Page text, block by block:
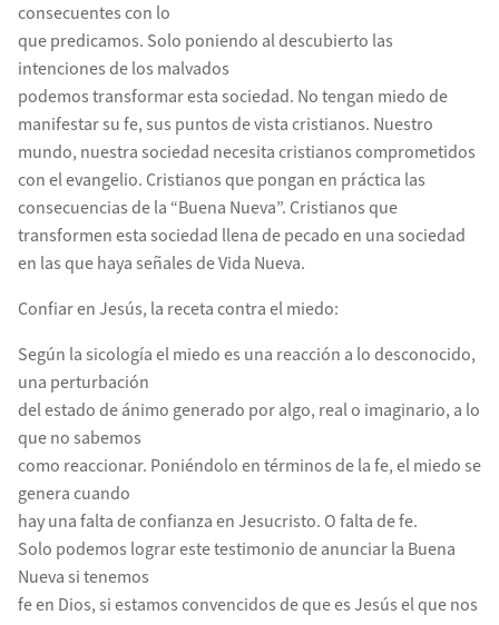
consecuentes con lo
que predicamos. Solo poniendo al descubierto las
intenciones de los malvados
podemos transformar esta sociedad. No tengan miedo de
manifestar su fe, sus puntos de vista cristianos. Nuestro
mundo, nuestra sociedad necesita cristianos comprometidos
con el evangelio. Cristianos que pongan en práctica las
consecuencias de la “Buena Nueva”. Cristianos que
transformen esta sociedad llena de pecado en una sociedad
en las que haya señales de Vida Nueva.
Confiar en Jesús, la receta contra el miedo:
Según la sicología el miedo es una reacción a lo desconocido,
una perturbación
del estado de ánimo generado por algo, real o imaginario, a lo
que no sabemos
como reaccionar. Poniéndolo en términos de la fe, el miedo se
genera cuando
hay una falta de confianza en Jesucristo. O falta de fe.
Solo podemos lograr este testimonio de anunciar la Buena
Nueva si tenemos
fe en Dios, si estamos convencidos de que es Jesús el que nos